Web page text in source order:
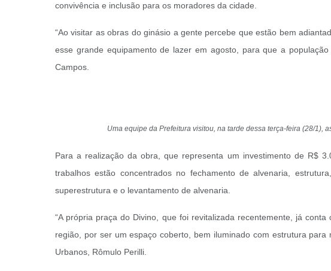
convivência e inclusão para os moradores da cidade.
“Ao visitar as obras do ginásio a gente percebe que estão bem
esse grande equipamento de lazer em agosto, para que a
Campos.
Uma equipe da Prefeitura visitou, na tarde dessa terça-feira (28/
Para a realização da obra, que representa um investimento de R$
trabalhos estão concentrados no fechamento de alvenaria,
superestrutura e o levantamento de alvenaria.
“A própria praça do Divino, que foi revitalizada recentemente, já
região, por ser um espaço coberto, bem iluminado com estrutura
Urbanos, Rômulo Perilli.